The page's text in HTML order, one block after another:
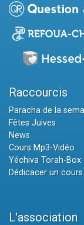
Raccourcis
Paracha de la
Fêtes Juives
News
Cours Mp3-Vidéo
Yéchiva Torah-Box
Dédicacer un cours
L'association